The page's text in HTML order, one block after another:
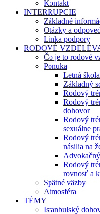
Kontakt
INTERRUPCIE
Základné
Otázky a
Linka podpory
RODOVÉ
Čo je to rodové
Ponuka
Letná
Základný
Rodový
Rodový
dohovor
Rodový
sexuálne
Rodový
násilia na
Rodový
rovnosť a
Spätné väzby
Atmosféra
TÉMY
Istanbulský